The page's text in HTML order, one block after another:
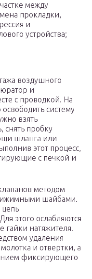
между
прокладки,
и
устройства;
воздушного
и
с проводкой. На
систему
взять
снять пробку
шланга или
этот процесс,
с печкой и
методом
шайбами.
цепь
этого ослабляются
натяжителя.
удаления
и отвертки, а
фиксирующего